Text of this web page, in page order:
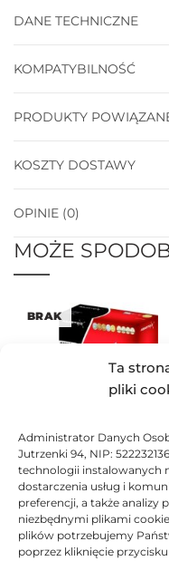
Ta
pliki
Administrator Danych
Jutrzenki 94, NIP:
technologii instalowanych
dostarczenia usług i
preferencji, a także analizy
niezbędnymi plikami
plików potrzebujemy
poprzez kliknięcie
DANE TECHNICZNE
KOMPATYBILNOŚĆ
PRODUKTY
KOSZTY DOSTAWY
OPINIE (0)
MOŻE
BRAK
Toner Asarto
Kyocera TK-8305C
387,84 zł
BRAK